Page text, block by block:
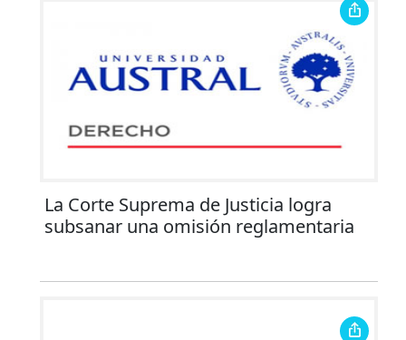
La Corte Suprema de Justicia logra
subsanar una omisión reglamentaria